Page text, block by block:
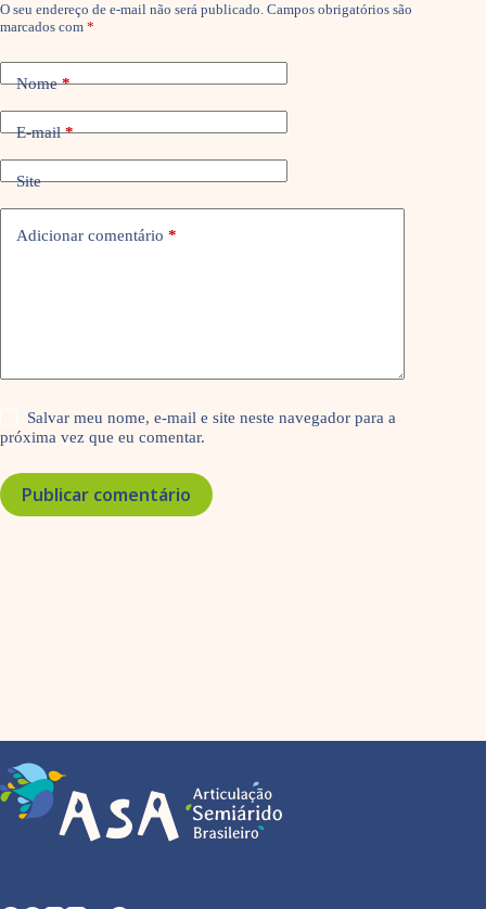
O seu endereço de e-mail não será publicado. Campos obrigatórios são
marcados com *
Nome*
E-mail*
Site
Adicionar comentário *
Salvar meu nome, e-mail e site neste navegador para a
próxima vez que eu comentar.
Publicar comentário